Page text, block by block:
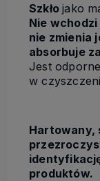
Szkłojako
Nie
nie zmienia
absorbuje
Jest
w
Hartowany,
produktów.